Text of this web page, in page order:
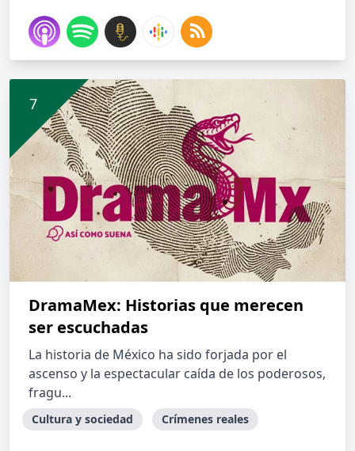
DramaMex: Historias que merecen
ser escuchadas
La historia de México ha sido forjada por el
ascenso y la espectacular caída de los poderosos,
fragu...
Cultura y sociedad Crímenes reales